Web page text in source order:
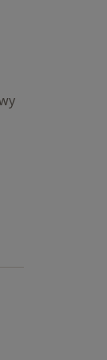
karcie